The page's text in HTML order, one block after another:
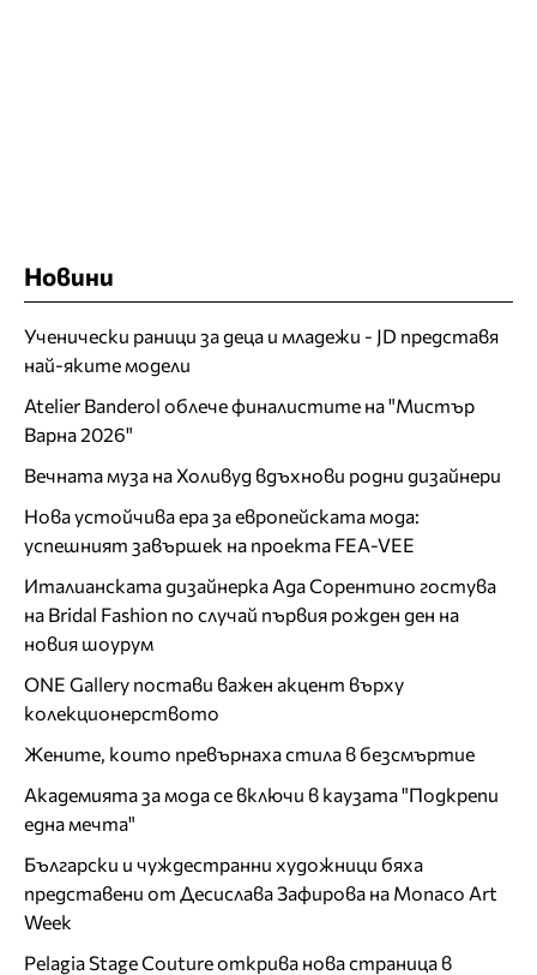
Новини
Ученически раници за деца и младежи - JD представя
най-яките модели
Atelier Banderol облече финалистите на "Мистър
Варна 2026"
Вечната муза на Холивуд вдъхнови родни дизайнери
Нова устойчива ера за европейската мода:
успешният завършек на проекта FEA-VEE
Италианската дизайнерка Ада Сорентино гостува
на Bridal Fashion по случай първия рожден ден на
новия шоурум
ONE Gallery постави важен акцент върху
колекционерството
Жените, които превърнаха стила в безсмъртие
Академията за мода се включи в каузата "Подкрепи
една мечта"
Български и чуждестранни художници бяха
представени от Десислава Зафирова на Monaco Art
Week
Pelagia Stage Couture открива нова страница в